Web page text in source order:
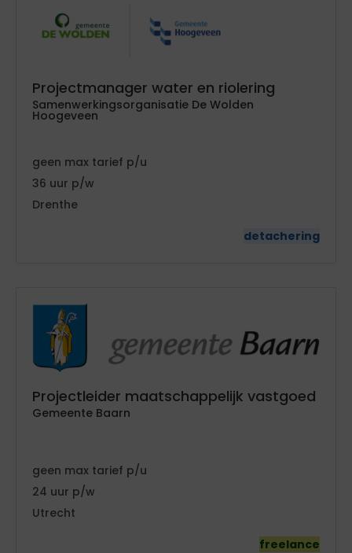
Projectmanager water en riolering
Samenwerkingsorganisatie De Wolden
Hoogeveen
geen
tarief
36
Drenthe
detachering
Projectleider maatschappelijk vastgoed
Gemeente Baarn
geen
tarief
24
Utrecht
freelance